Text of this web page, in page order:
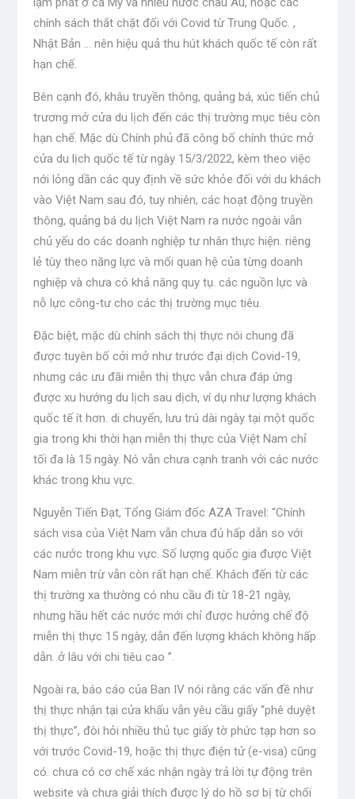
chính sách thắt chặt đối với Covid từ Trung Quốc. ,
Nhật Bản … nên hiệu quả thu hút khách quốc tế còn rất
hạn chế.
Bên cạnh đó, khâu truyền thông, quảng bá, xúc tiến chủ
trương mở cửa du lịch đến các thị trường mục tiêu còn
hạn chế. Mặc dù Chính phủ đã công bố chính thức mở
cửa du lịch quốc tế từ ngày 15/3/2022, kèm theo việc
nới lỏng dần các quy định về sức khỏe đối với du khách
vào Việt Nam sau đó, tuy nhiên, các hoạt động truyền
thông, quảng bá du lịch Việt Nam ra nước ngoài vẫn
chủ yếu do các doanh nghiệp tư nhân thực hiện. riêng
lẻ tùy theo năng lực và mối quan hệ của từng doanh
nghiệp và chưa có khả năng quy tụ. các nguồn lực và
nỗ lực công-tư cho các thị trường mục tiêu.
Đặc biệt, mặc dù chính sách thị thực nói chung đã
được tuyên bố cởi mở như trước đại dịch Covid-19,
nhưng các ưu đãi miễn thị thực vẫn chưa đáp ứng
được xu hướng du lịch sau dịch, ví dụ như lượng khách
quốc tế ít hơn. di chuyển, lưu trú dài ngày tại một quốc
gia trong khi thời hạn miễn thị thực của Việt Nam chỉ
tối đa là 15 ngày. Nó vẫn chưa cạnh tranh với các nước
khác trong khu vực.
Nguyễn Tiến Đạt, Tổng Giám đốc AZA Travel: “Chính
sách visa của Việt Nam vẫn chưa đủ hấp dẫn so với
các nước trong khu vực. Số lượng quốc gia được Việt
Nam miễn trừ vẫn còn rất hạn chế. Khách đến từ các
thị trường xa thường có nhu cầu đi từ 18-21 ngày,
nhưng hầu hết các nước mới chỉ được hưởng chế độ
miễn thị thực 15 ngày, dẫn đến lượng khách không hấp
dẫn. ở lâu với chi tiêu cao ”.
Ngoài ra, báo cáo của Ban IV nói rằng các vấn đề như
thị thực nhận tại cửa khẩu vẫn yêu cầu giấy “phê duyệt
thị thực”, đòi hỏi nhiều thủ tục giấy tờ phức tạp hơn so
với trước Covid-19, hoặc thị thực điện tử (e-visa) cũng
có. chưa có cơ chế xác nhận ngày trả lời tự động trên
website và chưa giải thích được lý do hồ sơ bị từ chối